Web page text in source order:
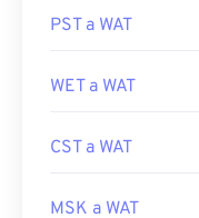
PST a WAT
WET a WAT
CST a WAT
MSK a WAT